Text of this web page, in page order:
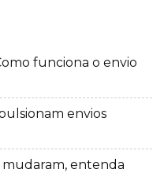
funciona o envio
envios
mudaram, entenda